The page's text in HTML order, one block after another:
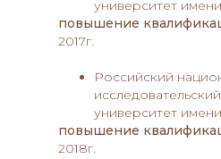
университет
повышение
2017г.
Российский
университет
повышение
2018г.